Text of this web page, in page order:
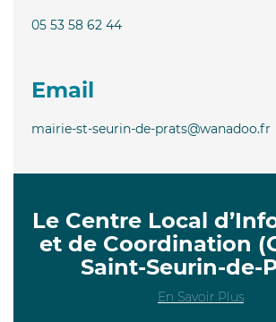
05 53 58 62 44
Email
mairie-st-seurin-de-prats@wanadoo.fr
Le Centre Local
et de Coordination
Saint-Seurin-de-
En Savoir Plus